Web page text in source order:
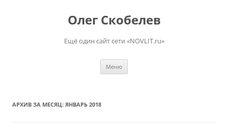
Олег Скобелев
Ещё один сайт сети «NOVLIT.ru»
Меню
АРХИВ ЗА МЕСЯЦ: ЯНВАРЬ 2018